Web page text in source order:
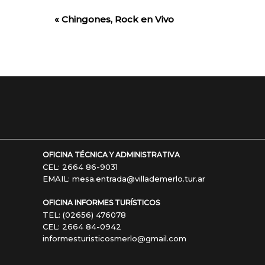
Evento
« Chingones, Rock en Vivo
OFICINA TÉCNICA Y ADMINISTRATIVA
CEL: 2664 86-9031
EMAIL: mesa.entrada@villademerlo.tur.ar
OFICINA INFORMES TURÍSTICOS
TEL: (02656) 476078
CEL: 2664 84-0942
informesturisticosmerlo@gmail.com